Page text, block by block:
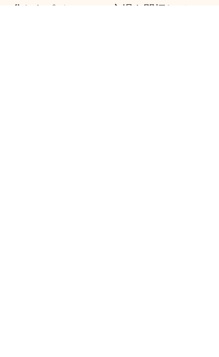
化したポジションで市場を開拓してい